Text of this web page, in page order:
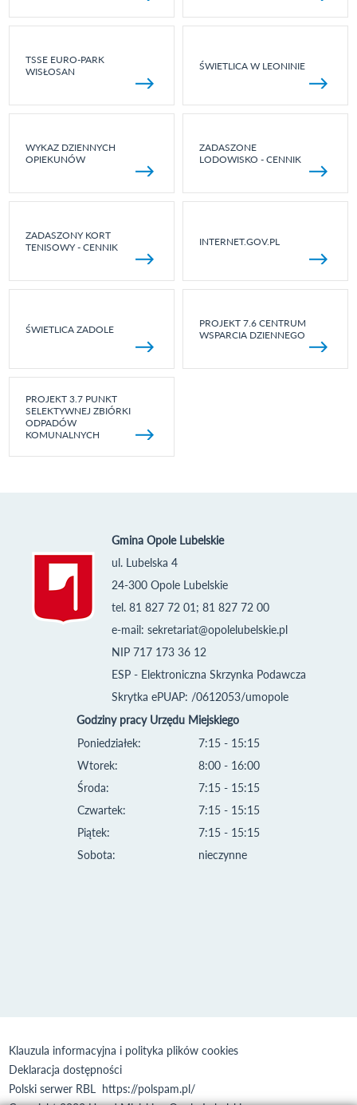
TSSE EURO-PARK
WISŁOSAN
ŚWIETLICA W LEONINIE
WYKAZ DZIENNYCH
OPIEKUNÓW
ZADASZONE
LODOWISKO - CENNIK
ZADASZONY KORT
TENISOWY - CENNIK
INTERNET.GOV.PL
ŚWIETLICA ZADOLE
PROJEKT 7.6 CENTRUM
WSPARCIA DZIENNEGO
PROJEKT 3.7 PUNKT
SELEKTYWNEJ ZBIÓRKI
ODPADÓW
KOMUNALNYCH
Gmina Opole Lubelskie
ul. Lubelska 4
24-300 Opole Lubelskie
tel. 81 827 72 01; 81 827 72 00
e-mail: sekretariat@opolelubelskie.pl
NIP 717 173 36 12
ESP - Elektroniczna Skrzynka Podawcza
Skrytka ePUAP: /0612053/umopole
Godziny pracy Urzędu Miejskiego
Poniedziałek:
Wtorek:
Środa:
Czwartek:
Piątek:
Sobota:
7:15 - 15:15
8:00 - 16:00
7:15 - 15:15
7:15 - 15:15
7:15 - 15:15
nieczynne
Klauzula informacyjna i polityka plików cookies
Deklaracja dostępności
Polski serwer RBL https://polspam.pl/